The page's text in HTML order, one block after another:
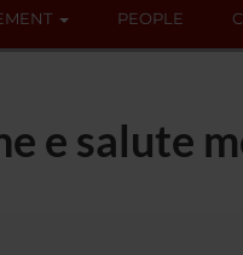
PEOPLE
e salute